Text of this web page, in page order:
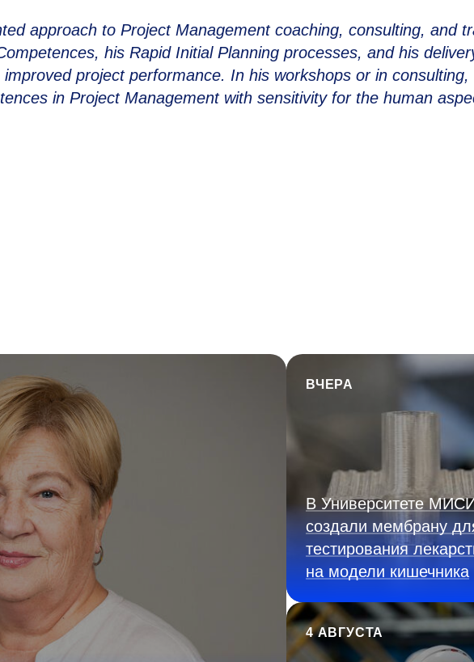
approach to Project Management coaching, consulting, and
his Rapid Initial Planning processes, and his
project performance. In his workshops or in consulting,
in Project Management with sensitivity for the human
ВЧЕРА
В Университете
создали мембрану
тестирования
на модели кишечника
4 АВГУСТА